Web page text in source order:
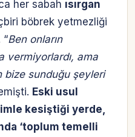
her sabah ısırgan
böbrek yetmezliği
“Ben onların
vermiyorlardı, ama
bize sunduğu şeyleri
Eski usul
kesiştiği yerde,
‘toplum temelli